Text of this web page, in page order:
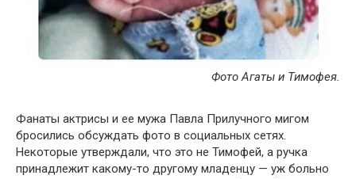
Фото Агаты и Тимофея.
Фанаты актрисы и ее мужа Павла Прилучного мигом
бросились обсуждать фото в социальных сетях.
Некоторые утверждали, что это не Тимофей, а ручка
принадлежит какому-то другому младенцу — уж больно